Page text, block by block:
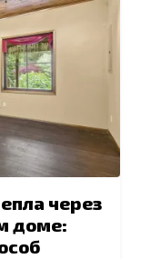
через
доме: